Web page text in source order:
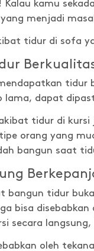
Kalau kamu
menjadi
tidur di sofa
tidur
lama, dapat
tidur di
orang yang
bangun saat
bangun tidur
bisa
secara
oleh